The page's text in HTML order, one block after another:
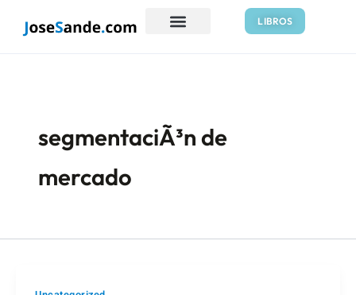
LIBROS
segmentaciÃ³n de
mercado